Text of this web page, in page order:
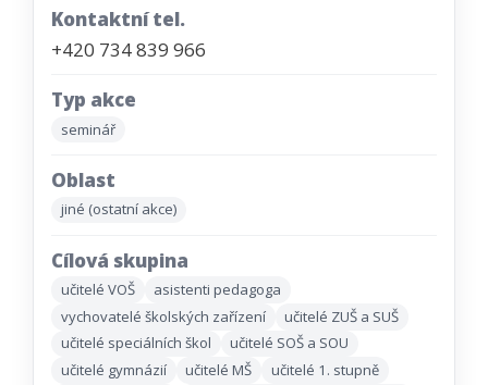
Kontaktní tel.
+420 734 839 966
Typ akce
seminář
Oblast
jiné (ostatní akce)
Cílová skupina
učitelé VOŠ
asistenti pedagoga
vychovatelé školských zařízení
učitelé ZUŠ a SUŠ
učitelé speciálních škol
učitelé SOŠ a SOU
učitelé gymnázií
učitelé MŠ
učitelé 1. stupně